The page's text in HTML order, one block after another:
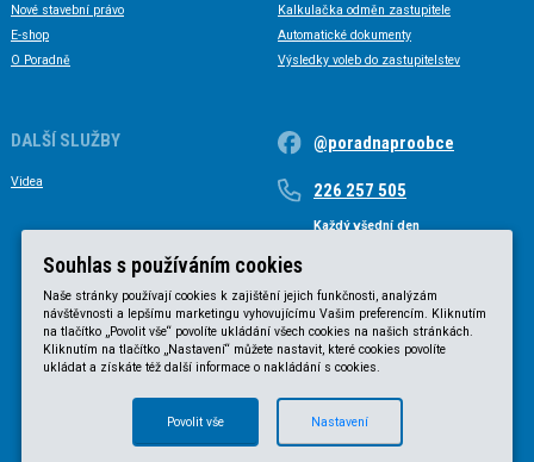
Nové stavební právo
E-shop
O Poradně
Kalkulačka odměn zastupitele
Automatické dokumenty
Výsledky voleb do zastupitelstev
DALŠÍ SLUŽBY
Videa
@poradnaproobce
226 257 505
Každý všední den
Souhlas s používáním cookies
Naše stránky používají cookies k zajištění jejich funkčnosti, analýzám
návštěvnosti a lepšímu marketingu vyhovujícímu Vašim preferencím. Kliknutím
na tlačítko „Povolit vše“ povolíte ukládání všech cookies na našich stránkách.
Kliknutím na tlačítko „Nastavení“ můžete nastavit, které cookies povolíte
ukládat a získáte též další informace o nakládání s cookies.
Povolit vše Nastavení